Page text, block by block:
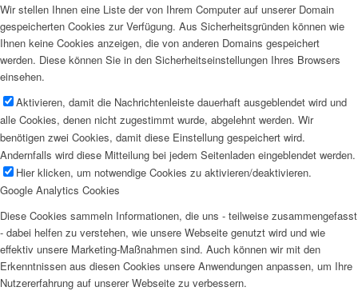
Wir stellen Ihnen eine Liste der von Ihrem Computer auf unserer Domain
gespeicherten Cookies zur Verfügung. Aus Sicherheitsgründen können wie
Ihnen keine Cookies anzeigen, die von anderen Domains gespeichert
werden. Diese können Sie in den Sicherheitseinstellungen Ihres Browsers
einsehen.
Aktivieren, damit die Nachrichtenleiste dauerhaft ausgeblendet wird und
alle Cookies, denen nicht zugestimmt wurde, abgelehnt werden. Wir
benötigen zwei Cookies, damit diese Einstellung gespeichert wird.
Andernfalls wird diese Mitteilung bei jedem Seitenladen eingeblendet werden.
Hier klicken, um notwendige Cookies zu aktivieren/deaktivieren.
Google Analytics Cookies
Diese Cookies sammeln Informationen, die uns - teilweise zusammengefasst
- dabei helfen zu verstehen, wie unsere Webseite genutzt wird und wie
effektiv unsere Marketing-Maßnahmen sind. Auch können wir mit den
Erkenntnissen aus diesen Cookies unsere Anwendungen anpassen, um Ihre
Nutzererfahrung auf unserer Webseite zu verbessern.